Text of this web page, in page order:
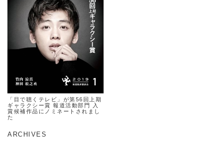
「目で聴くテレビ」が第56回上期
ギャラクシー賞 報道活動部門 入
賞候補作品にノミネートされまし
た
ARCHIVES